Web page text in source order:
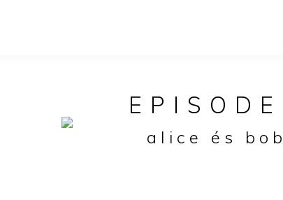
EPISODE
alice és bob